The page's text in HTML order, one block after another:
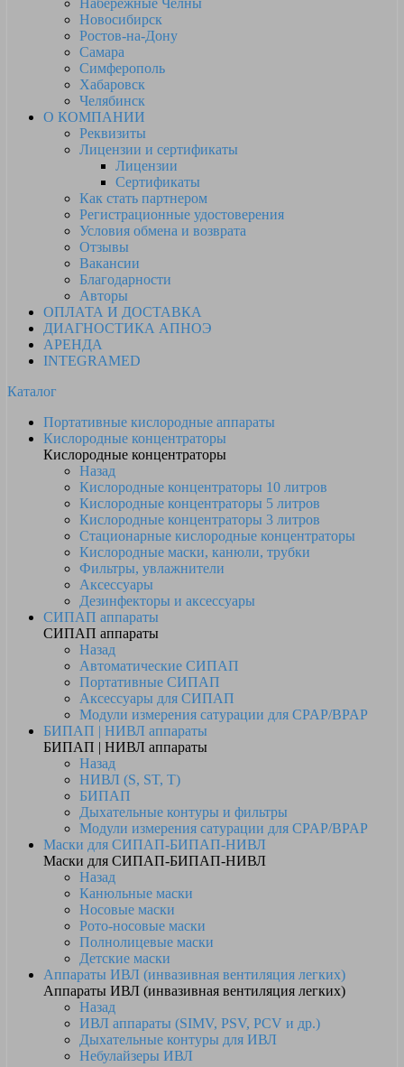
Набережные Челны
Новосибирск
Ростов-на-Дону
Самара
Симферополь
Хабаровск
Челябинск
О КОМПАНИИ
Реквизиты
Лицензии и сертификаты
Лицензии
Сертификаты
Как стать партнером
Регистрационные удостоверения
Условия обмена и возврата
Отзывы
Вакансии
Благодарности
Авторы
ОПЛАТА И ДОСТАВКА
ДИАГНОСТИКА АПНОЭ
АРЕНДА
INTEGRAMED
Каталог
Портативные кислородные аппараты
Кислородные концентраторы
Кислородные концентраторы
Назад
Кислородные концентраторы 10 литров
Кислородные концентраторы 5 литров
Кислородные концентраторы 3 литров
Стационарные кислородные концентраторы
Кислородные маски, канюли, трубки
Фильтры, увлажнители
Аксессуары
Дезинфекторы и аксессуары
СИПАП аппараты
СИПАП аппараты
Назад
Автоматические СИПАП
Портативные СИПАП
Аксессуары для СИПАП
Модули измерения сатурации для CPAP/BPAP
БИПАП | НИВЛ аппараты
БИПАП | НИВЛ аппараты
Назад
НИВЛ (S, ST, T)
БИПАП
Дыхательные контуры и фильтры
Модули измерения сатурации для CPAP/BPAP
Маски для СИПАП-БИПАП-НИВЛ
Маски для СИПАП-БИПАП-НИВЛ
Назад
Канюльные маски
Носовые маски
Рото-носовые маски
Полнолицевые маски
Детские маски
Аппараты ИВЛ (инвазивная вентиляция легких)
Аппараты ИВЛ (инвазивная вентиляция легких)
Назад
ИВЛ аппараты (SIMV, PSV, PCV и др.)
Дыхательные контуры для ИВЛ
Небулайзеры ИВЛ